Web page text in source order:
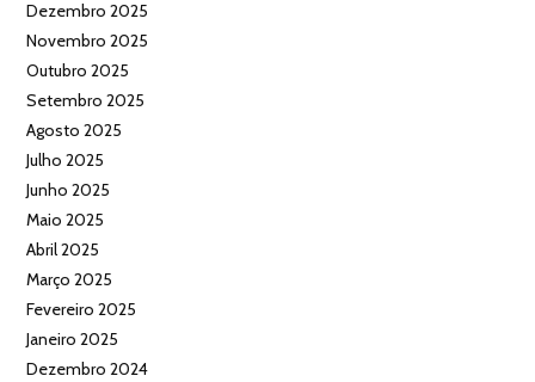
Dezembro 2025
Novembro 2025
Outubro 2025
Setembro 2025
Agosto 2025
Julho 2025
Junho 2025
Maio 2025
Abril 2025
Março 2025
Fevereiro 2025
Janeiro 2025
Dezembro 2024